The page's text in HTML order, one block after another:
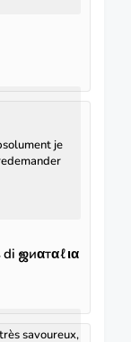
je
di ஜиαтαℓια
savoureux,